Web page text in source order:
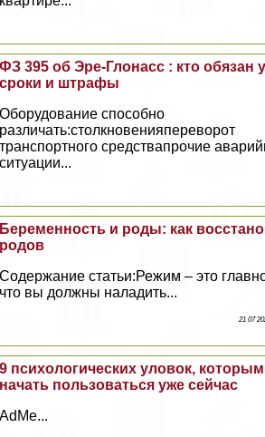
ФЗ 395 об Эре-Глонасс : кто обязан
сроки и штрафы
Оборудование способно
различать:столкновенияпереворот
трaнcпортного средствапрочие
ситуации...
Беременность и роды: как
родов
Содержание статьи:Режим – это
что вы должны наладить...
21 07
9 психологических уловок,
начать пользоваться уже сейчас
AdMe...